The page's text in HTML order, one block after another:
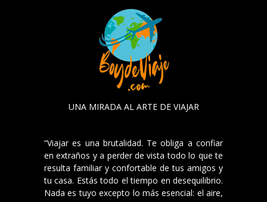
UNA MIRADA AL ARTE DE VIAJAR
“Viajar es una brutalidad. Te obliga a confiar
en extraños y a perder de vista todo lo que te
resulta familiar y confortable de tus amigos y
tu casa. Estás todo el tiempo en desequilibrio.
Nada es tuyo excepto lo más esencial: el aire,